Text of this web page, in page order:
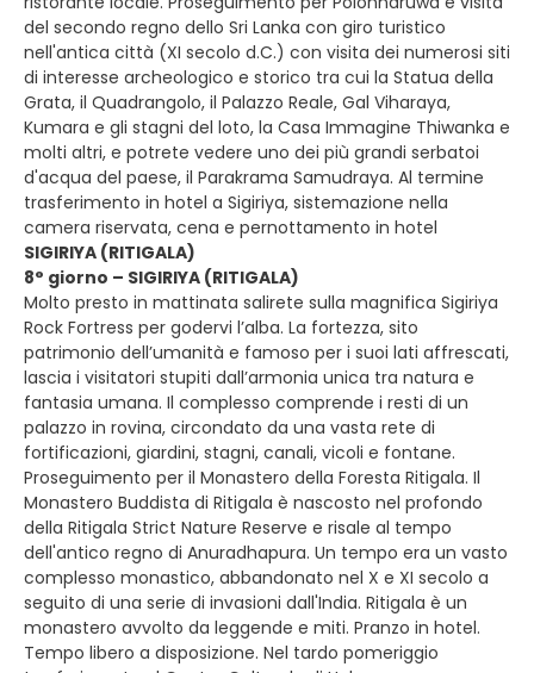
del secondo regno dello Sri Lanka con giro turistico
nell'antica città (XI secolo d.C.) con visita dei numerosi siti
di interesse archeologico e storico tra cui la Statua della
Grata, il Quadrangolo, il Palazzo Reale, Gal Viharaya,
Kumara e gli stagni del loto, la Casa Immagine Thiwanka e
molti altri, e potrete vedere uno dei più grandi serbatoi
d'acqua del paese, il Parakrama Samudraya. Al termine
trasferimento in hotel a Sigiriya, sistemazione nella
camera riservata, cena e pernottamento in hotel
SIGIRIYA (RITIGALA)
8° giorno – SIGIRIYA (RITIGALA)
Molto presto in mattinata salirete sulla magnifica Sigiriya
Rock Fortress per godervi l’alba. La fortezza, sito
patrimonio dell’umanità e famoso per i suoi lati affrescati,
lascia i visitatori stupiti dall’armonia unica tra natura e
fantasia umana. Il complesso comprende i resti di un
palazzo in rovina, circondato da una vasta rete di
fortificazioni, giardini, stagni, canali, vicoli e fontane.
Proseguimento per il Monastero della Foresta Ritigala. Il
Monastero Buddista di Ritigala è nascosto nel profondo
della Ritigala Strict Nature Reserve e risale al tempo
dell'antico regno di Anuradhapura. Un tempo era un vasto
complesso monastico, abbandonato nel X e XI secolo a
seguito di una serie di invasioni dall'India. Ritigala è un
monastero avvolto da leggende e miti. Pranzo in hotel.
Tempo libero a disposizione. Nel tardo pomeriggio